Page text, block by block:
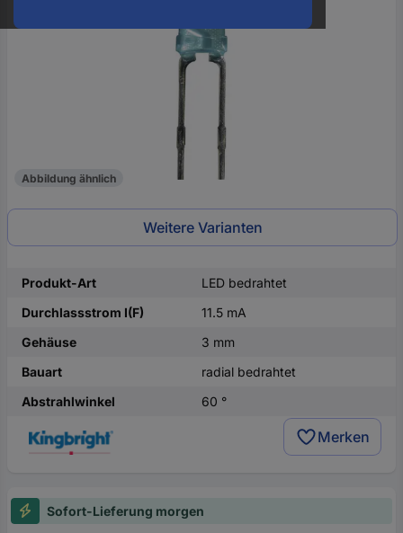
Abbildung ähnlich
Weitere Varianten
Produkt-Art
LED bedrahtet
Durchlassstrom I(F)
11.5 mA
Gehäuse
3 mm
Bauart
radial bedrahtet
Abstrahlwinkel
60 °
Merken
Sofort-Lieferung morgen